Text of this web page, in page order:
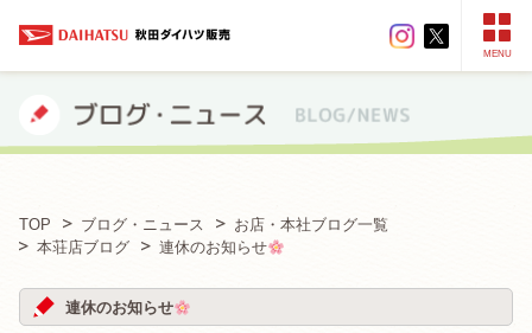
MENU
TOP ブログ・ニュース
お店・本社ブログ一覧
本荘店ブログ
連休のお知らせ
連休のお知らせ